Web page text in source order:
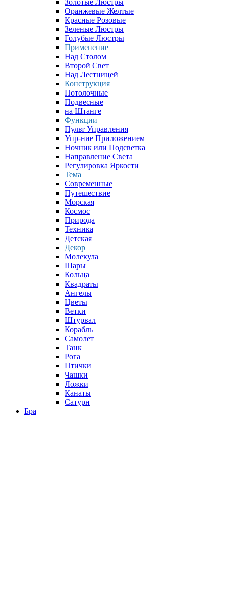
Золотые Люстры
Оранжевые Желтые
Красные Розовые
Зеленые Люстры
Голубые Люстры
Применение
Над Столом
Второй Свет
Над Лестницей
Конструкция
Потолочные
Подвесные
на Штанге
Функции
Пульт Управления
Упр-ние Приложением
Ночник или Подсветка
Направление Света
Регулировка Яркости
Тема
Современные
Путешествие
Морская
Космос
Природа
Техника
Детская
Декор
Молекула
Шары
Кольца
Квадраты
Ангелы
Цветы
Ветки
Штурвал
Корабль
Самолет
Танк
Рога
Птички
Чашки
Ложки
Канаты
Сатурн
Бра